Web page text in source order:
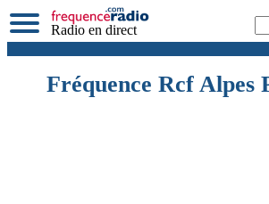
Radio en direct
Fréquence Rcf Alpes